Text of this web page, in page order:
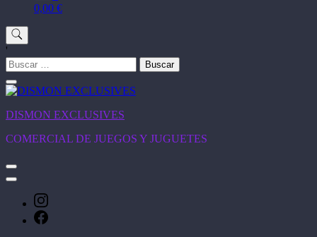
0,00 €
'
Buscar:
DISMON EXCLUSIVES
COMERCIAL DE JUEGOS Y JUGUETES